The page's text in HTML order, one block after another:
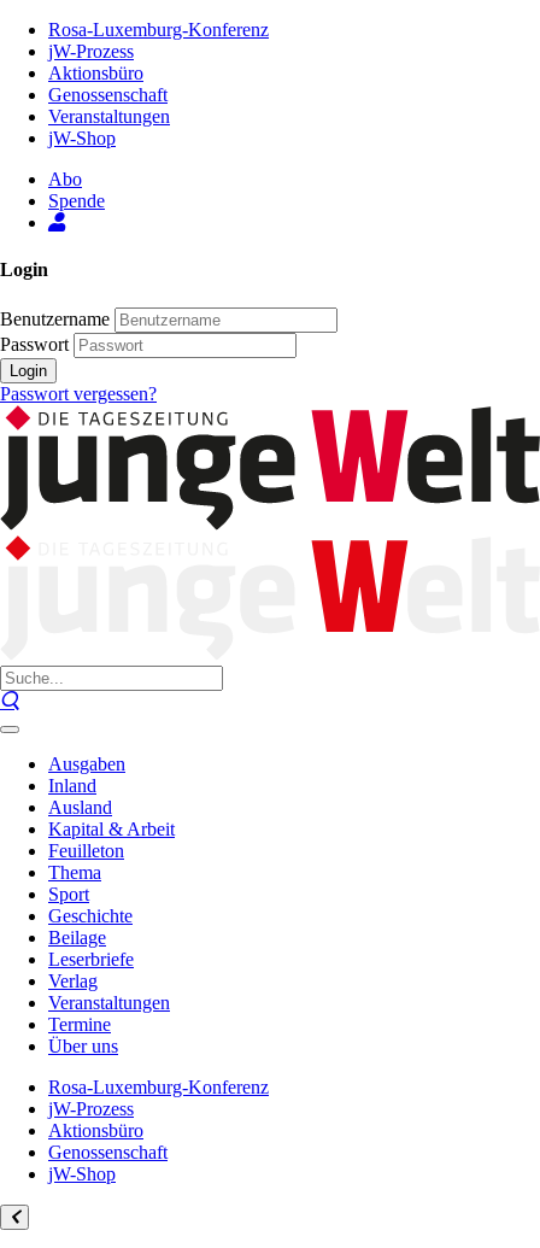
Inhalt
Seite
Rosa-Luxemburg-Konferenz
jW-Prozess
Aktionsbüro
Genossenschaft
Veranstaltungen
jW-Shop
Abo
Spende
Login
Benutzername
Passwort
Login
Passwort vergessen?
Ausgaben
Inland
Ausland
Kapital & Arbeit
Feuilleton
Thema
Sport
Geschichte
Beilage
Leserbriefe
Verlag
Veranstaltungen
Termine
Über uns
Rosa-Luxemburg-Konferenz
jW-Prozess
Aktionsbüro
Genossenschaft
jW-Shop